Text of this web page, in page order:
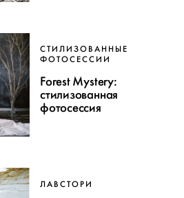
СТИЛИЗОВАННЫЕ
ФОТОСЕССИИ
Forest Mystery:
стилизованная
фотосессия
ЛАВСТОРИ